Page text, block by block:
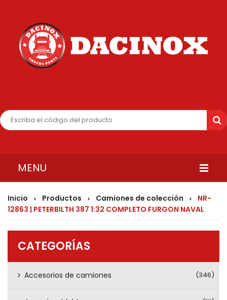
MENU
INICIO
QUIENES SOMOS
Inicio > Productos > Camiones de colección >
NR-
12863 | PETERBILTH 387 1:32 COMPLETO FURGON NAVAL
CATEGORÍAS
Accesorios de camiones (346)